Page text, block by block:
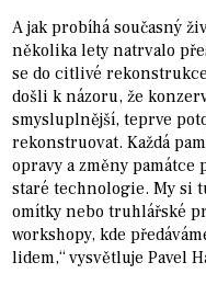
A jak probíhá současný
několika lety natrvalo
se do citlivé
došli k názoru, že
smysluplnější, teprve
rekonstruovat. Každá
opravy a změny památce
staré technologie. My si
omítky nebo truhlářské
workshopy, kde
lidem,“ vysvětluje Pavel